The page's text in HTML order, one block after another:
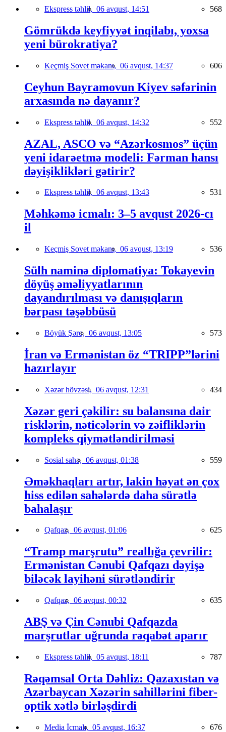
Ekspress təhlil, 06 avqust, 14:51 568
Gömrükdə keyfiyyət inqilabı, yoxsa
yeni bürokratiya?
Keçmiş Sovet məkanı, 06 avqust, 14:37 606
Ceyhun Bayramovun Kiyev səfərinin
arxasında nə dayanır?
Ekspress təhlil, 06 avqust, 14:32 552
AZAL, ASCO və “Azərkosmos” üçün
yeni idarəetmə modeli: Fərman hansı
dəyişiklikləri gətirir?
Ekspress təhlil, 06 avqust, 13:43 531
Məhkəmə icmalı: 3–5 avqust 2026-cı
il
Keçmiş Sovet məkanı, 06 avqust, 13:19 536
Sülh naminə diplomatiya: Tokayevin
döyüş əməliyyatlarının
dayandırılması və danışıqların
bərpası təşəbbüsü
Böyük Şərq, 06 avqust, 13:05 573
İran və Ermənistan öz “TRIPP”lərini
hazırlayır
Xəzər hövzəsi, 06 avqust, 12:31 434
Xəzər geri çəkilir: su balansına dair
risklərin, nəticələrin və zəifliklərin
kompleks qiymətləndirilməsi
Sosial sahə, 06 avqust, 01:38 559
Əməkhaqları artır, lakin həyat ən çox
hiss edilən sahələrdə daha sürətlə
bahalaşır
Qafqaz, 06 avqust, 01:06 625
“Tramp marşrutu” reallığa çevrilir:
Ermənistan Cənubi Qafqazı dəyişə
biləcək layihəni sürətləndirir
Qafqaz, 06 avqust, 00:32 635
ABŞ və Çin Cənubi Qafqazda
marşrutlar uğrunda rəqabət aparır
Ekspress təhlil, 05 avqust, 18:11 787
Rəqəmsal Orta Dəhliz: Qazaxıstan və
Azərbaycan Xəzərin sahillərini fiber-
optik xətlə birləşdirdi
Media İcmalı, 05 avqust, 16:37 676